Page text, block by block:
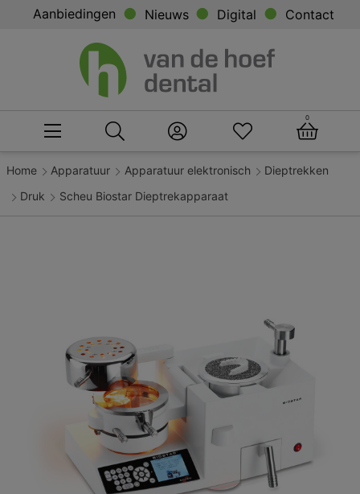
Aanbiedingen Nieuws Digital Contact
0
Home Apparatuur Apparatuur elektronisch
Dieptrekken
Druk
Scheu Biostar Dieptrekapparaat